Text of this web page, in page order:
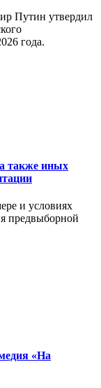
Путин утвердил
года.
также иных
и условиях
предвыборной
«На